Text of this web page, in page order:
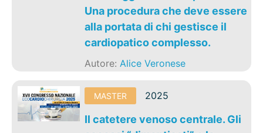
Una procedura che deve essere
alla portata di chi gestisce il
cardiopatico complesso.
Autore:Alice Veronese
MASTER 2025
Il catetere venoso centrale. Gli